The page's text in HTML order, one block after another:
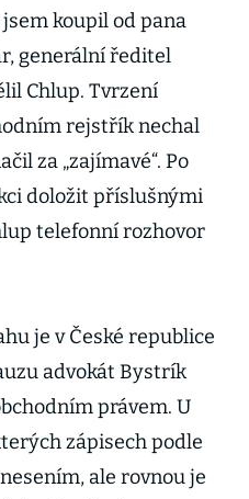
insolvenčnímu
útoku
koupil od pana
generální ředitel
Chlup. Tvrzení
rejstřík nechal
za „zajímavé“. Po
doložit příslušnými
telefonní rozhovor
je v České republice
advokát Bystrík
právem. U
zápisech podle
ale rovnou je